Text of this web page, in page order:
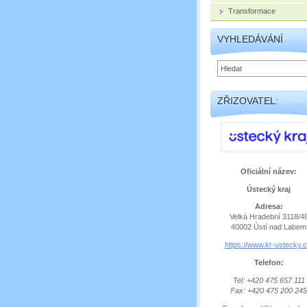
Transformace
VYHLEDÁVÁNÍ
ZŘIZOVATEL:
Oficiální název:
Ústecký kraj
Adresa:
Velká Hradební 3118/
40002 Ústí nad Labem
https://www.kr-
Telefon:
Tel: +420 475 657 111
Fax: +420 475 200 245